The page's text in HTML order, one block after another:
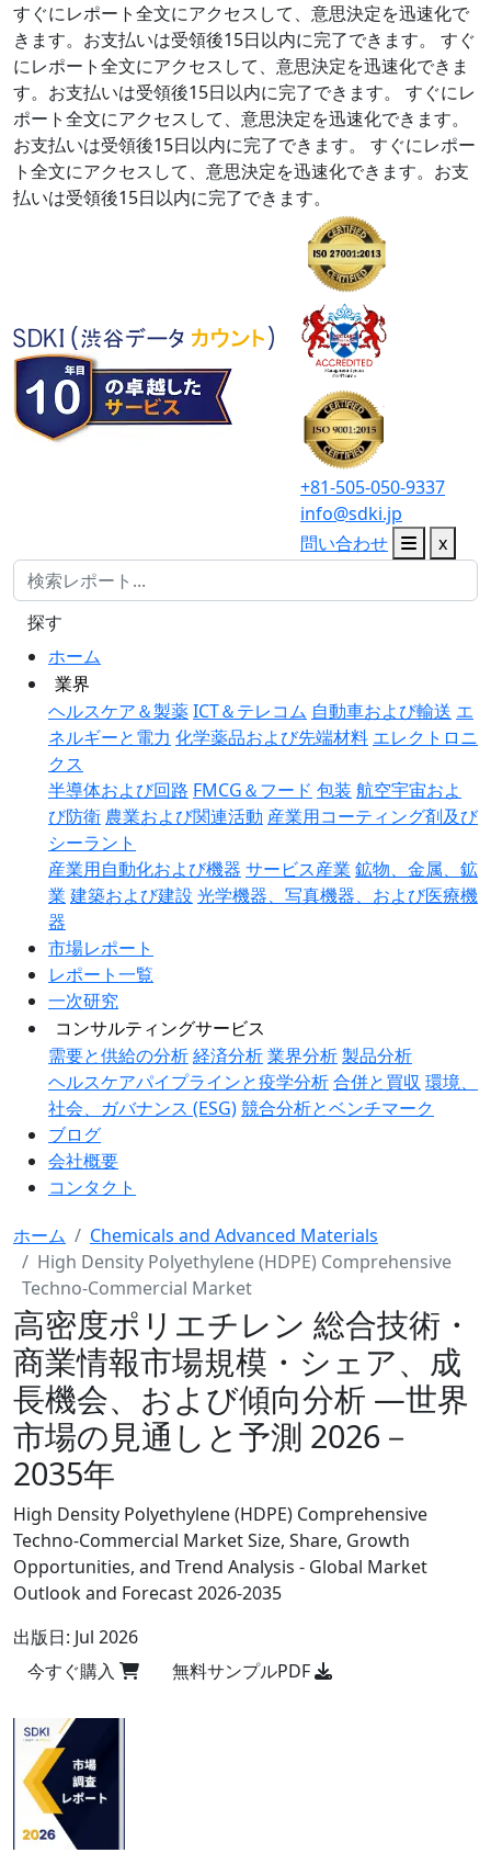
すぐにレポート全文にアクセスして、意思決定を迅速化で
きます。お支払いは受領後15日以内に完了できます。
すぐ
にレポート全文にアクセスして、意思決定を迅速化できま
す。お支払いは受領後15日以内に完了できます。
すぐにレ
ポート全文にアクセスして、意思決定を迅速化できます。
お支払いは受領後15日以内に完了できます。
すぐにレポー
ト全文にアクセスして、意思決定を迅速化できます。お支
払いは受領後15日以内に完了できます。
+81-505-050-9337
info@sdki.jp
問い合わせ
x
ホーム
業界
ヘルスケア＆製薬ICT＆テレコム 自動車および輸送 エ
ネルギーと電力 化学薬品および先端材料 エレクトロニ
クス
半導体および回路 FMCG＆フード 包装 航空宇宙およ
び防衛 農業および関連活動 産業用コーティング剤及び
シーラント
産業用自動化および機器 サービス産業 鉱物、金属、鉱
業 建築および建設 光学機器、写真機器、および医療機
器
市場レポート
レポート一覧
一次研究
コンサルティングサービス
需要と供給の分析経済分析業界分析製品分析
ヘルスケアパイプラインと疫学分析合併と買収 環境、
社会、ガバナンス (ESG)競合分析とベンチマーク
ブログ
会社概要
コンタクト
探す
ホーム
Chemicals and Advanced Materials
High Density Polyethylene (HDPE) Comprehensive
Techno-Commercial Market
高密度ポリエチレン 総合技術・
商業情報市場規模・シェア、成
長機会、および傾向分析 ―世界
市場の見通しと予測 2026－
2035年
High Density Polyethylene (HDPE) Comprehensive
Techno-Commercial Market Size, Share, Growth
Opportunities, and Trend Analysis - Global Market
Outlook and Forecast 2026-2035
出版日: Jul 2026
今すぐ購入
無料サンプルPDF